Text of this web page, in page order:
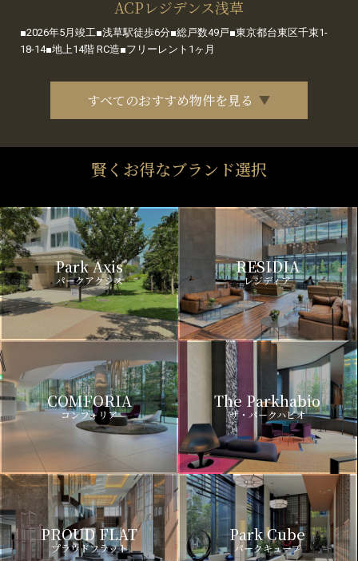
ACPレジデンス浅草
■2026年5月竣工■浅草駅徒歩6分■総戸数49戸■東京都台東区千束1-
18-14■地上14階 RC造■フリーレント1ヶ月
すべてのおすすめ物件を見る
賢くお得なブランド選択
Park Axis
パークアクシス
RESIDIA
レジディア
COMFORIA
コンフォリア
The Parkhabio
ザ・パークハビオ
PROUD FLAT
プラウドフラット
Park Cube
パークキューブ